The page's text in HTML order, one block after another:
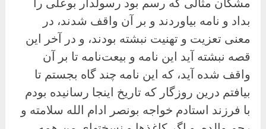
بداد و نامه بیاوردند و بر آن واقف شدند، در
معنی تعزیت و تهنیت نبشته بودند، و در آخر این
قصه نبشته آید این نامه و بیعت‌نامه تا بر آن
واقف شده آید، که این نامه چند گاه بجستم تا
بیافتم درین روزگار که تاریخ اینجا رسانیده بودم
با فرزند استادم خواجه بونصر ادام الله سلامته و